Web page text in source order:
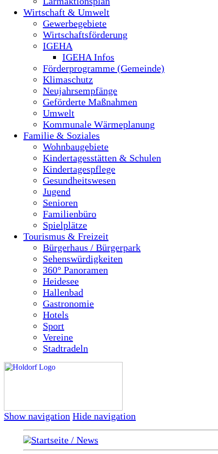
Wirtschaft & Umwelt
Gewerbegebiete
Wirtschaftsförderung
IGEHA
IGEHA Infos
Förderprogramme (Gemeinde)
Klimaschutz
Neujahrsempfänge
Geförderte Maßnahmen
Umwelt
Kommunale Wärmeplanung
Familie & Soziales
Wohnbaugebiete
Kindertagesstätten & Schulen
Kindertagespflege
Gesundheitswesen
Jugend
Senioren
Familienbüro
Spielplätze
Tourismus & Freizeit
Bürgerhaus / Bürgerpark
Sehenswürdigkeiten
360° Panoramen
Heidesee
Hallenbad
Gastronomie
Hotels
Sport
Vereine
Stadtradeln
Show navigation Hide navigation
Startseite / News